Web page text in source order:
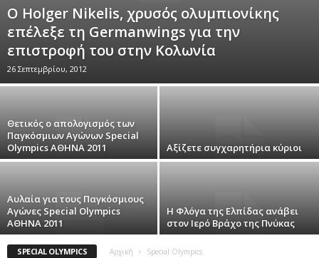
O Holger Nikelis, χρυσός ολυμπιονίκης
επέλεξε τη Germanwings για την
επιστροφή του στην Κολωνία
26 Σεπτεμβρίου, 2012
Θετικός ο απολογισμός των
Παγκόσμιων Αγώνων Special
Olympics ΑΘΗΝΑ 2011
Αξίζετε συγχαρητήρια κύριοι
Αυλαία για τους Παγκόσμιους
Αγώνες Special Olympics
ΑΘΗΝΑ 2011
H Φλόγα της Ελπίδας ανάβει
στον Ιερό Βράχο της Πνύκας
SPECIAL OLYMPICS Αρχική Special Olympics